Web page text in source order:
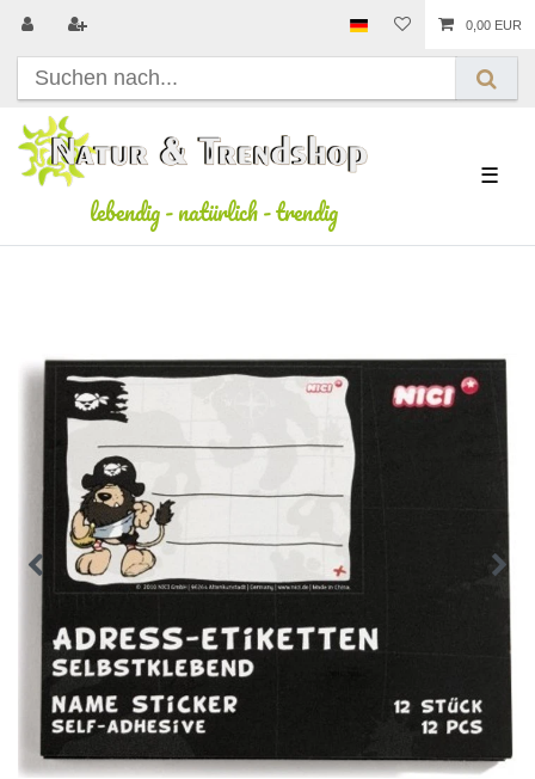
0,00 EUR
lebendig-natürlich-trendig
☰